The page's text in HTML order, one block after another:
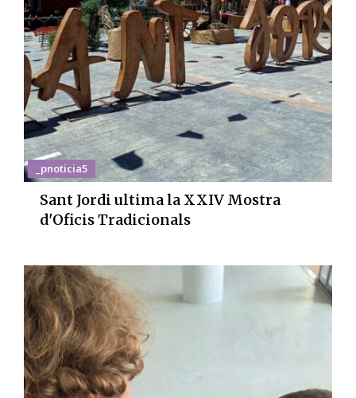
_pnoticia5
Sant Jordi ultima la XXIV Mostra
d'Oficis Tradicionals